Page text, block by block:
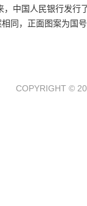
中国人民银行发行
同，正面图案为国
COPYRIGHT ©